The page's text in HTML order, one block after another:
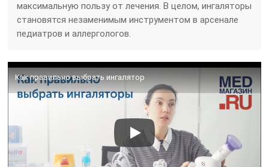
максимальную пользу от лечения. В целом, ингаляторы
становятся незаменимым инструментом в арсенале
педиатров и аллергологов.
Как правильно выбрать ингалятор